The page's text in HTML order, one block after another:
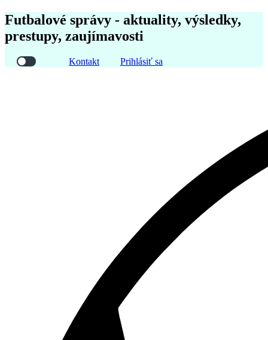
Futbalové správy - aktuality, výsledky,
prestupy, zaujímavosti
Kontakt Prihlásiť sa